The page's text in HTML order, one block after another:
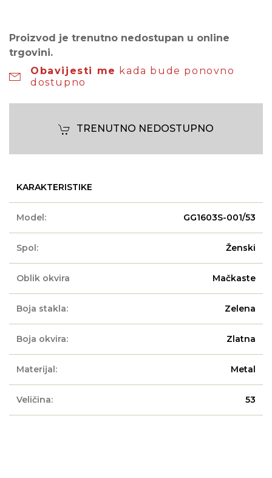
Proizvod je trenutno nedostupan u online
trgovini.
Obavijesti me kada bude ponovno
dostupno
TRENUTNO NEDOSTUPNO
KARAKTERISTIKE
Model: GG1603S-001/53
Spol: Ženski
Oblik okvira Mačkaste
Boja stakla: Zelena
Boja okvira: Zlatna
Materijal: Metal
Veličina: 53